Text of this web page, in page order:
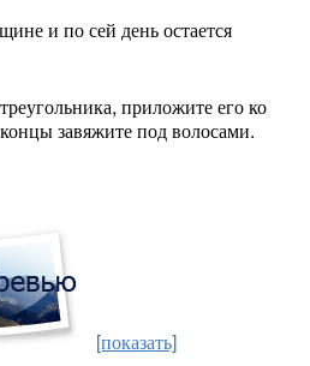
и по сей день остается
приложите его ко
завяжите под волосами.
[показать]